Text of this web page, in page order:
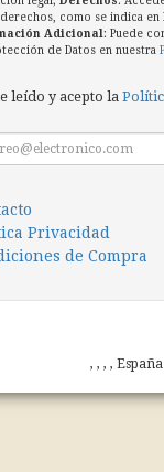
como se indica en
Adicional : Puede
de Datos en nuestra
leído y acepto la
Privacidad
de Compra
, , , ,